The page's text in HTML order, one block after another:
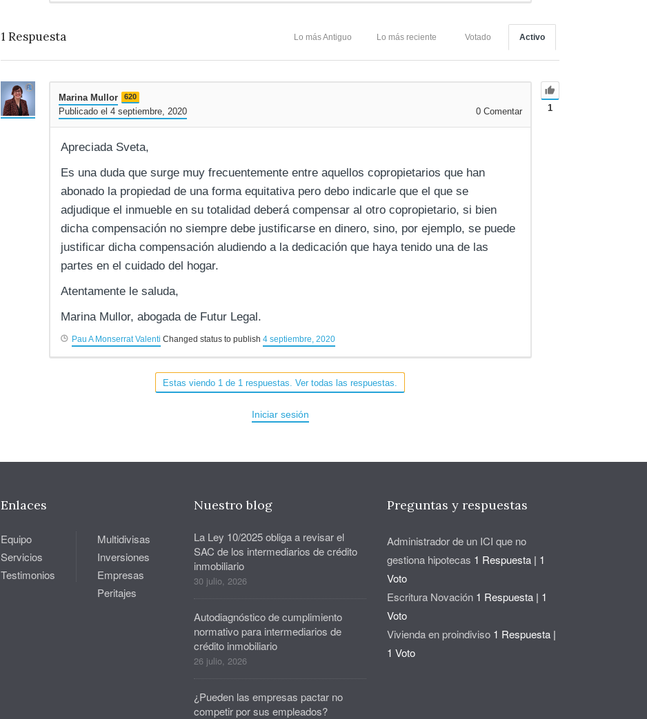
1 Respuesta Activo
Votado
Lo más reciente
Lo más Antiguo
1
Marina Mullor 620
Publicado el 4 septiembre, 2020 0 Comentar
Apreciada Sveta,
Es una duda que surge muy frecuentemente entre aquellos copropietarios que han
abonado la propiedad de una forma equitativa pero debo indicarle que el que se
adjudique el inmueble en su totalidad deberá compensar al otro copropietario, si bien
dicha compensación no siempre debe justificarse en dinero, sino, por ejemplo, se puede
justificar dicha compensación aludiendo a la dedicación que haya tenido una de las
partes en el cuidado del hogar.
Atentamente le saluda,
Marina Mullor, abogada de Futur Legal.
Pau A Monserrat Valenti Changed status to publish 4 septiembre, 2020
Estas viendo 1 de 1 respuestas. Ver todas las respuestas.
Iniciar sesión
Enlaces
Equipo
Servicios
Testimonios
Multidivisas
Inversiones
Empresas
Peritajes
Nuestro blog
La Ley 10/2025 obliga a revisar el
SAC de los intermediarios de crédito
inmobiliario
30 julio, 2026
Autodiagnóstico de cumplimiento
normativo para intermediarios de
crédito inmobiliario
26 julio, 2026
¿Pueden las empresas pactar no
competir por sus empleados?
Preguntas y respuestas
Administrador de un ICI que no
gestiona hipotecas 1 Respuesta | 1
Voto
Escritura Novación 1 Respuesta | 1
Voto
Vivienda en proindiviso 1 Respuesta |
1 Voto